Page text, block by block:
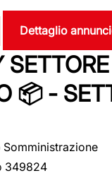
Dettaglio
SETTORE
📦 -
Somministrazione
349824